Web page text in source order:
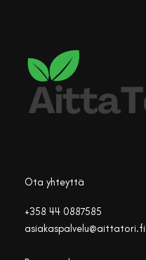
Ota yhteyttä
+358 44 0887585
asiakaspalvelu@aittatori.fi